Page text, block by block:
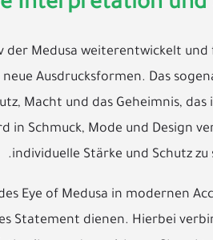
Interpretation und
der Medusa weiterentwickelt
Ausdrucksformen. Das
Macht und das Geheimnis, das
in Schmuck, Mode und Design
individuelle Stärke und Schutz zu
Eye of Medusa in modernen
Statement dienen. Hierbei